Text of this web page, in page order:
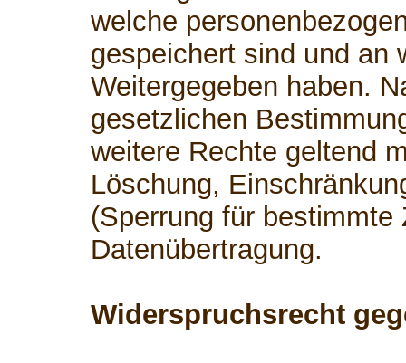
welche
gespeichert sind und an
Weitergegeben haben.
gesetzlichen
weitere Rechte geltend
Löschung,
(Sperrung für bestimmte
Datenübertragung.
Widerspruchsrecht